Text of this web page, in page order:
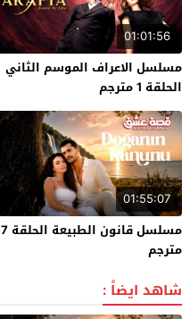
01:01:56
مسلسل الاعراف الموسم الثاني
الحلقة 1 مترجم
01:55:07
مسلسل قانون الطبيعة الحلقة 7
مترجم
شاهد ايضاً :